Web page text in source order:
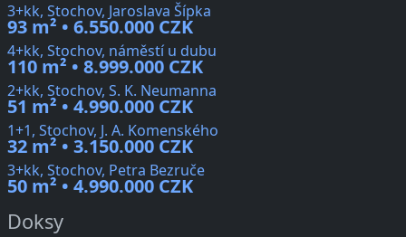
3+kk, Stochov, Jaroslava Šípka
93 m² • 6.550.000 CZK
4+kk, Stochov, náměstí u dubu
110 m² • 8.999.000 CZK
2+kk, Stochov, S. K. Neumanna
51 m² • 4.990.000 CZK
1+1, Stochov, J. A. Komenského
32 m² • 3.150.000 CZK
3+kk, Stochov, Petra Bezruče
50 m² • 4.990.000 CZK
Doksy